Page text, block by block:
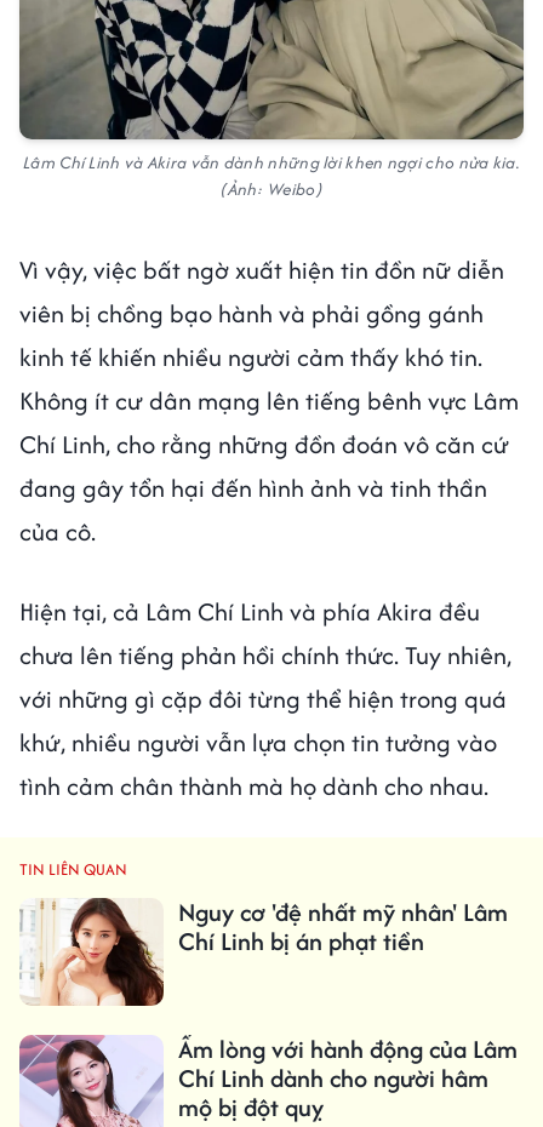
Lâm Chí Linh và Akira vẫn dành những lời khen ngợi cho nửa kia.
(Ảnh: Weibo)
Vì vậy, việc bất ngờ xuất hiện tin đồn nữ diễn
viên bị chồng bạo hành và phải gồng gánh
kinh tế khiến nhiều người cảm thấy khó tin.
Không ít cư dân mạng lên tiếng bênh vực Lâm
Chí Linh, cho rằng những đồn đoán vô căn cứ
đang gây tổn hại đến hình ảnh và tinh thần
của cô.
Hiện tại, cả Lâm Chí Linh và phía Akira đều
chưa lên tiếng phản hồi chính thức. Tuy nhiên,
với những gì cặp đôi từng thể hiện trong quá
khứ, nhiều người vẫn lựa chọn tin tưởng vào
tình cảm chân thành mà họ dành cho nhau.
TIN LIÊN QUAN
Nguy cơ 'đệ nhất mỹ nhân' Lâm
Chí Linh bị án phạt tiền
Ấm lòng với hành động của Lâm
Chí Linh dành cho người hâm
mộ bị đột quỵ